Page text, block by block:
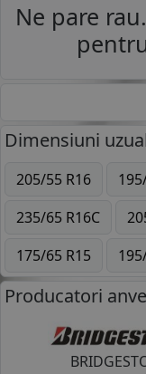
Ne pare
Dimensiuni
205/55 R16
235/65 R16C
175/65 R15
Producatori